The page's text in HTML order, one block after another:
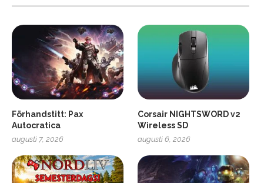
Förhandstitt: Pax
Autocratica
augusti 7, 2026
Corsair NIGHTSWORD v2
Wireless SD
augusti 6, 2026
Soundcore Liberty 5 Pro